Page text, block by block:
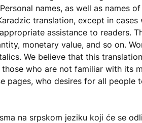
names, as well as names
translation, except in cases
assistance to readers.
monetary value, and so on.
We believe that this
who are not familiar with its
pages, who desires for all people
na srpskom jeziku koji će se